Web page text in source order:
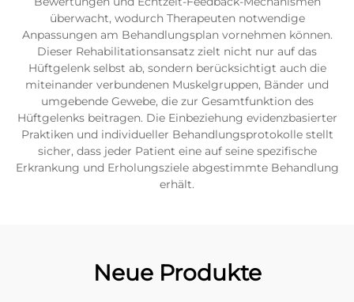
überwacht, wodurch Therapeuten notwendige
Anpassungen am Behandlungsplan vornehmen können.
Dieser Rehabilitationsansatz zielt nicht nur auf das
Hüftgelenk selbst ab, sondern berücksichtigt auch die
miteinander verbundenen Muskelgruppen, Bänder und
umgebende Gewebe, die zur Gesamtfunktion des
Hüftgelenks beitragen. Die Einbeziehung evidenzbasierter
Praktiken und individueller Behandlungsprotokolle stellt
sicher, dass jeder Patient eine auf seine spezifische
Erkrankung und Erholungsziele abgestimmte Behandlung
erhält.
Neue Produkte